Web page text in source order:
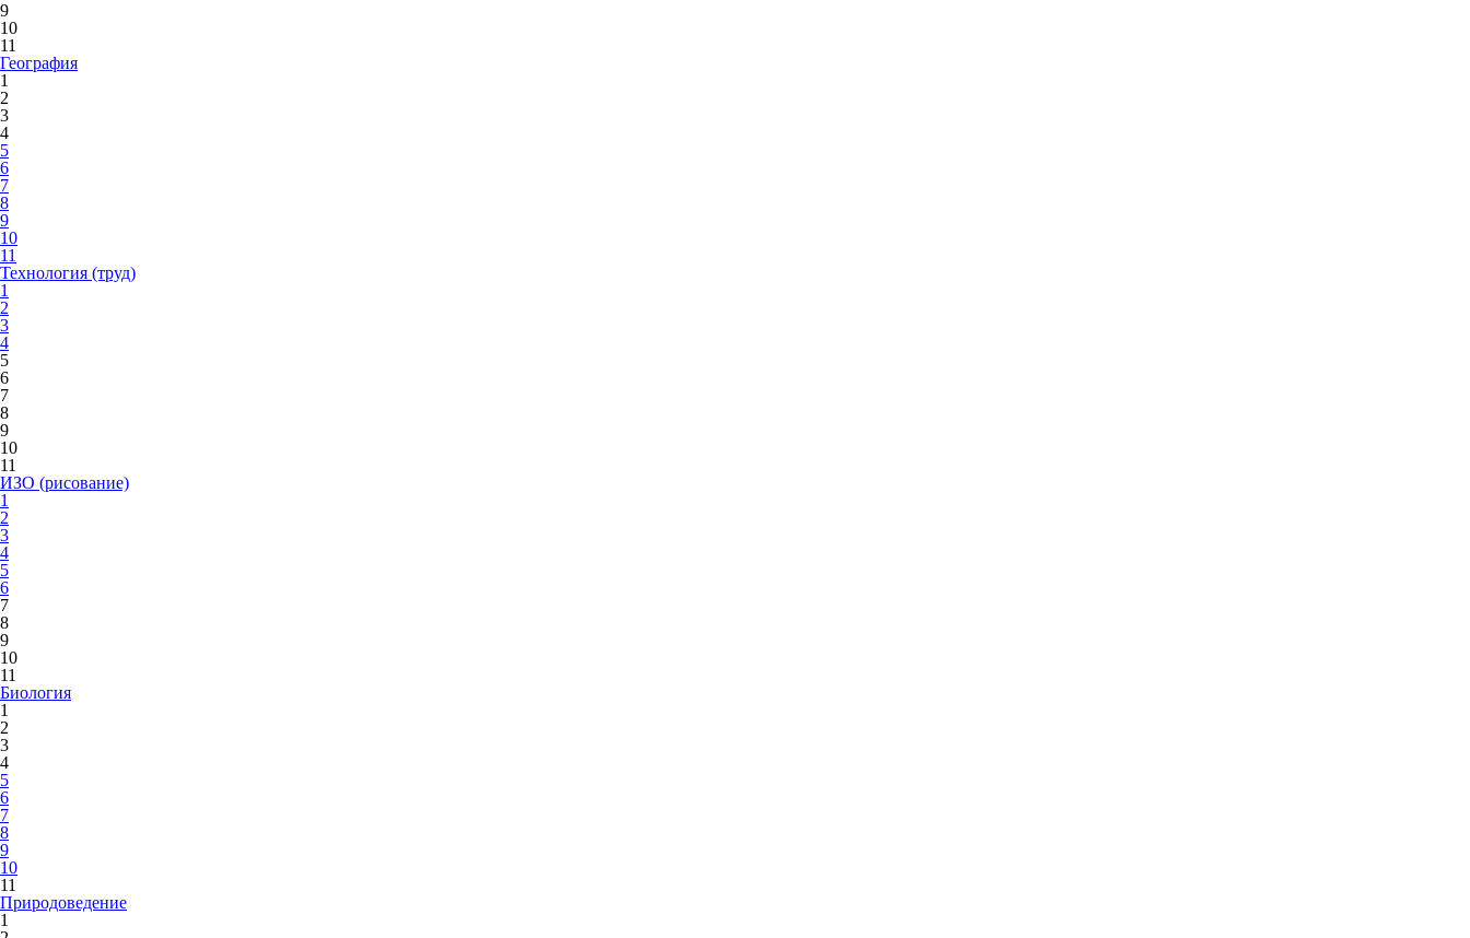
9
10
11
География
1
2
3
4
5
6
7
8
9
10
11
Технология (труд)
1
2
3
4
5
6
7
8
9
10
11
ИЗО (рисование)
1
2
3
4
5
6
7
8
9
10
11
Биология
1
2
3
4
5
6
7
8
9
10
11
Природоведение
1